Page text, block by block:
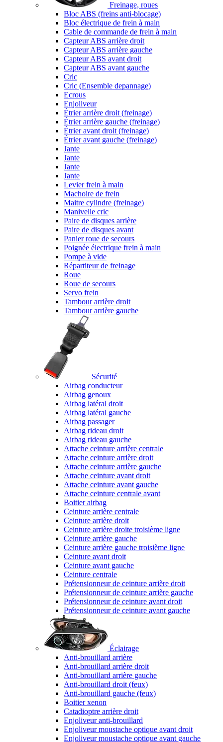
Freinage, roues
Bloc ABS (freins anti-blocage)
Bloc électrique de frein à main
Cable de commande de frein à main
Capteur ABS arrière droit
Capteur ABS arrière gauche
Capteur ABS avant droit
Capteur ABS avant gauche
Cric
Cric (Ensemble depannage)
Ecrous
Enjoliveur
Étrier arrière droit (freinage)
Étrier arrière gauche (freinage)
Étrier avant droit (freinage)
Étrier avant gauche (freinage)
Jante
Jante
Jante
Jante
Levier frein à main
Machoire de frein
Maitre cylindre (freinage)
Manivelle cric
Paire de disques arrière
Paire de disques avant
Panier roue de secours
Poignée électrique frein à main
Pompe à vide
Répartiteur de freinage
Roue
Roue de secours
Servo frein
Tambour arrière droit
Tambour arrière gauche
Sécurité
Airbag conducteur
Airbag genoux
Airbag latéral droit
Airbag latéral gauche
Airbag passager
Airbag rideau droit
Airbag rideau gauche
Attache ceinture arrière centrale
Attache ceinture arrière droit
Attache ceinture arrière gauche
Attache ceinture avant droit
Attache ceinture avant gauche
Attache ceinture centrale avant
Boitier airbag
Ceinture arrière centrale
Ceinture arrière droit
Ceinture arrière droite troisième ligne
Ceinture arrière gauche
Ceinture arrière gauche troisième ligne
Ceinture avant droit
Ceinture avant gauche
Ceinture centrale
Prétensionneur de ceinture arrière droit
Prétensionneur de ceinture arrière gauche
Prétensionneur de ceinture avant droit
Prétensionneur de ceinture avant gauche
Éclairage
Anti-brouillard arrière
Anti-brouillard arrière droit
Anti-brouillard arrière gauche
Anti-brouillard droit (feux)
Anti-brouillard gauche (feux)
Boitier xenon
Catadioptre arrière droit
Enjoliveur anti-brouillard
Enjoliveur moustache optique avant droit
Enjoliveur moustache optique avant gauche